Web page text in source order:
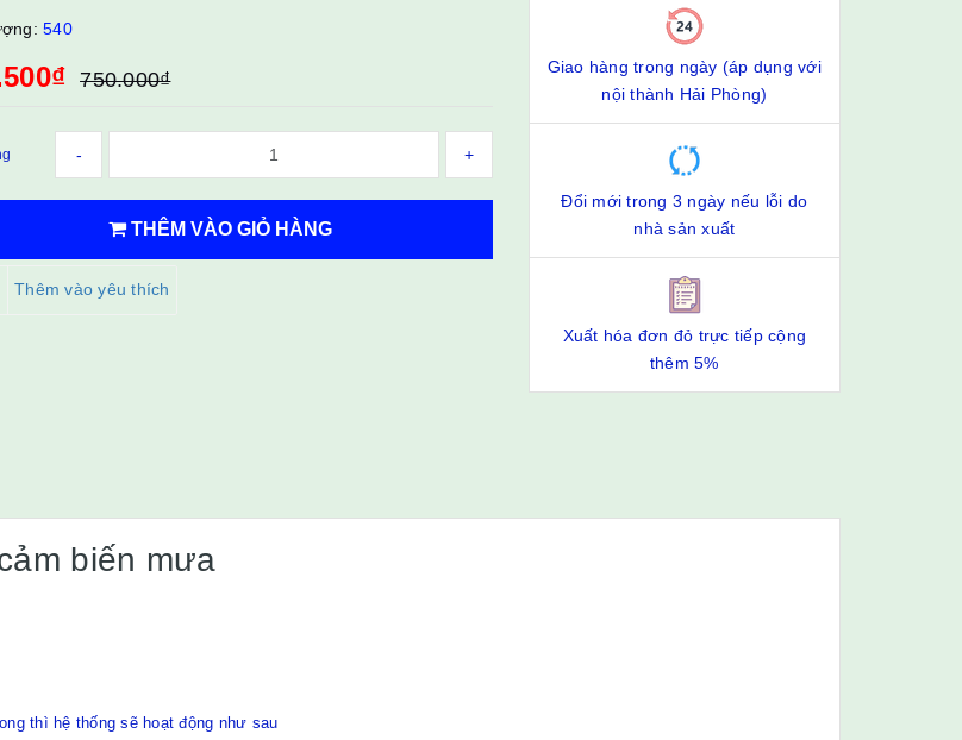
540
750.000₫
- +
THÊM VÀO GIỎ HÀNG
Thêm vào yêu thích
Giao hàng trong ngày (áp dụng với
nội thành Hải Phòng)
Đổi mới trong 3 ngày nếu lỗi do
nhà sản xuất
Xuất hóa đơn đỏ trực tiếp cộng
thêm 5%
biến mưa
thì hệ thống sẽ hoạt động như sau